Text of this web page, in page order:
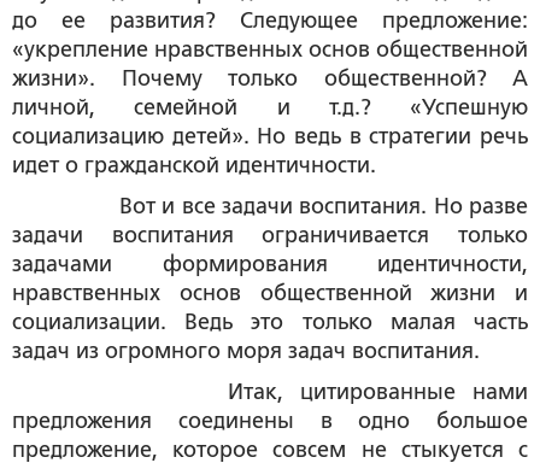
до ее развития? Следующее предложение:
«укрепление нравственных основ общественной
жизни». Почему только общественной? А
личной, семейной и т.д.? «Успешную
социализацию детей». Но ведь в стратегии речь
идет о гражданской идентичности.
Вот и все задачи воспитания. Но разве
задачи воспитания ограничивается только
задачами формирования идентичности,
нравственных основ общественной жизни и
социализации. Ведь это только малая часть
задач из огромного моря задач воспитания.
Итак, цитированные нами
предложения соединены в одно большое
предложение, которое совсем не стыкуется с